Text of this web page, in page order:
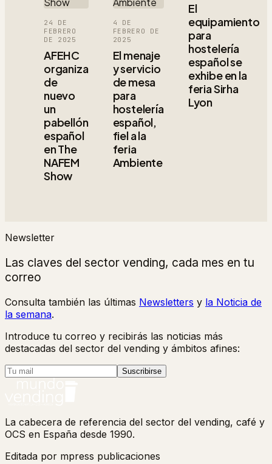
24 DE
FEBRERO
DE 2025
AFEHC
organiza
de
nuevo
un
pabellón
español
en The
NAFEM
Show
4 DE
FEBRERO DE
2025
El menaje
y servicio
de mesa
para
hostelería
español,
fiel a la
feria
Ambiente
El
equipamiento
para
hostelería
español se
exhibe en la
feria Sirha
Lyon
Newsletter
Las claves del sector vending, cada mes en tu
correo
Consulta también las últimas Newsletters y la Noticia de
la semana.
Introduce tu correo y recibirás las noticias más
destacadas del sector del vending y ámbitos afines:
Suscribirse
La cabecera de referencia del sector del vending, café y
OCS en España desde 1990.
Editada por mpress publicaciones